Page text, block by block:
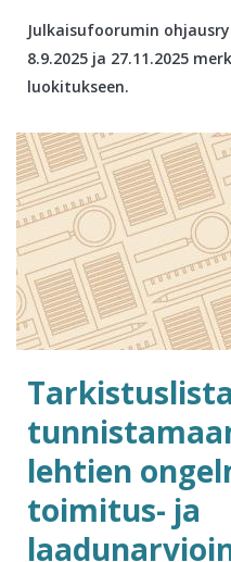
Julkaisufoorumin
8.9.2025 ja 27.11.2025
luokitukseen.
lehtien
toimitus- ja